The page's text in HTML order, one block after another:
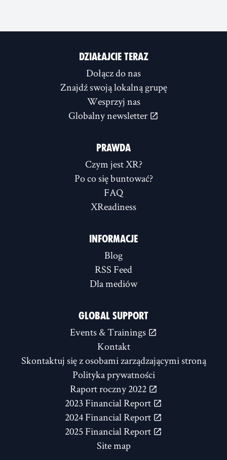
DZIAŁAJCIE TERAZ
Dołącz do nas
Znajdź swoją lokalną grupę
Wesprzyj nas
Globalny newsletter
PRAWDA
Czym jest XR?
Po co się buntować?
FAQ
XReadiness
INFORMACJE
Blog
RSS Feed
Dla mediów
GLOBAL SUPPORT
Events & Trainings
Kontakt
Skontaktuj się z osobami zarządzającymi stroną
Polityka prywatności
Raport roczny 2022
2023 Financial Report
2024 Financial Report
2025 Financial Report
Site map